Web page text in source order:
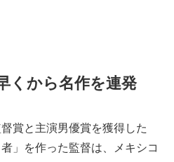
くから名作を連発
賞と主演男優賞を獲得した
」を作った監督は、メキシコ